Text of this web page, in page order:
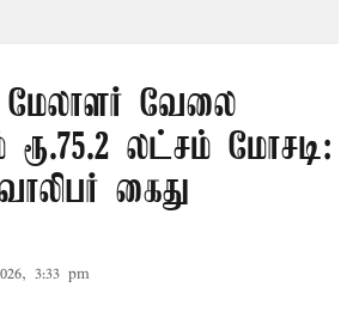
மேலாளர் வேலை
ரூ.75.2 லட்சம் மோசடி:
கைது
3:33 pm